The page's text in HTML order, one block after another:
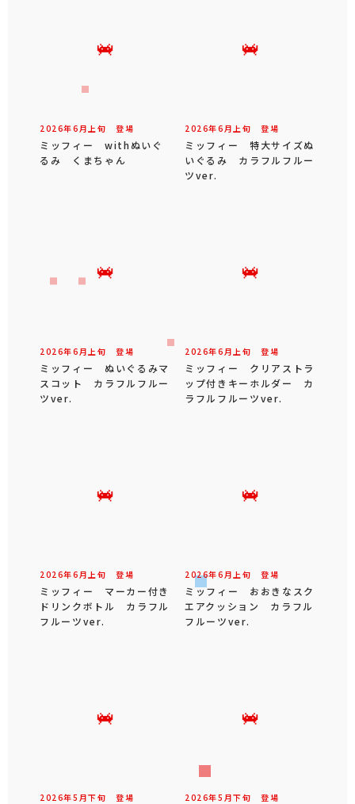
2026年6 月 上旬 登場
ミッフィー withぬいぐ
るみ くまちゃん
2026年6 月 上旬 登場
ミッフィー 特大サイズぬ
いぐるみ カラフルフルー
ツver.
2026年6 月 上旬 登場
ミッフィー ぬいぐるみマ
スコット カラフルフルー
ツver.
2026年6 月 上旬 登場
ミッフィー クリアストラ
ップ付きキーホルダー カ
ラフルフルーツver.
2026年6 月 上旬 登場
ミッフィー マーカー付き
ドリンクボトル カラフル
フルーツver.
2026年6 月 上旬 登場
ミッフィー おおきなスク
エアクッション カラフル
フルーツver.
2026年5 月下旬 登場 2026年5 月下旬 登場